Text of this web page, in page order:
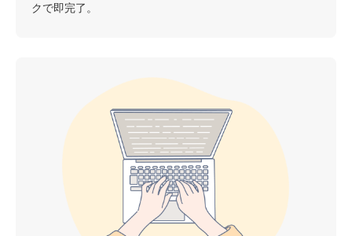
クで即完了。